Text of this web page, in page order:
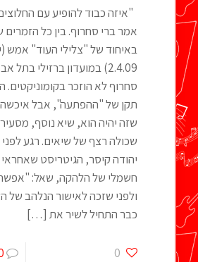
"איזה כבוד להופיע עם
אמר ברי סחרוף. בין כל
באיחוד של "צלילי העוד" אמש
2.4.09) במועדון ברזילי
סחרוף לא הוזכר בקומוניקטים.
תקן של "ההפתעה", אבל
שזה יהיה הוא, שיא נוסף,
שכולה רצף של שיאים. רגע
יהודה קיסר, הגיטריסט
חשמלי של הלהקה, שאל:
ולפני שזכה לאישור הנלהב של
כבר התחיל לשיר את […]
0